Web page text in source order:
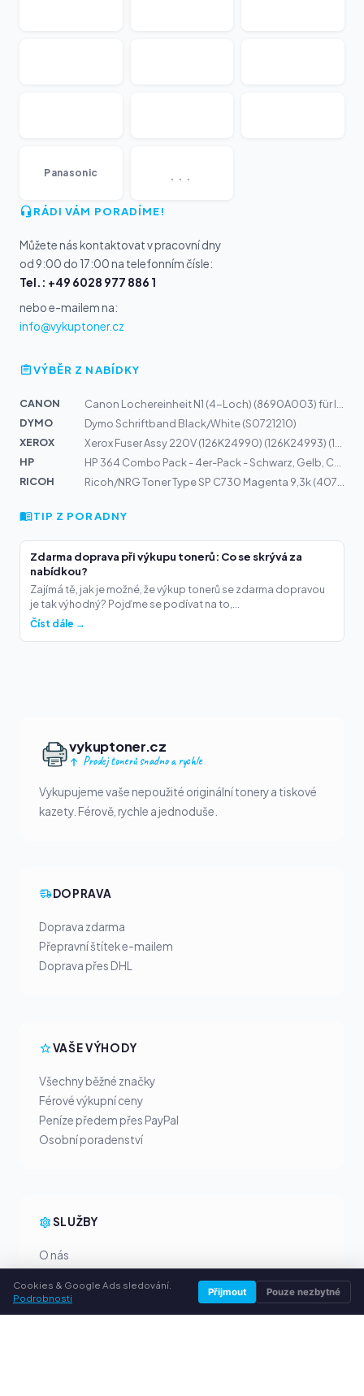
Panasonic ...
RÁDI VÁM PORADÍME!
Můžete nás kontaktovat v pracovní dny
od 9:00 do 17:00 na telefonním čísle:
Tel.: +49 6028 977 886 1
nebo e-mailem na:
info@vykuptoner.cz
VÝBĚR Z NABÍDKY
CANON
DYMO
Dymo Schriftband Black/White (S0721210)
XEROX
HP
RICOH
TIP Z PORADNY
Zdarma doprava při výkupu tonerů: Co se skrývá za
nabídkou?
Zajímá tě, jak je možné, že výkup tonerů se zdarma dopravou
je tak výhodný? Pojďme se podívat na to,...
Číst dále →
vykuptoner.cz
Prodej tonerů snadno a rychle
Vykupujeme vaše nepoužité originální tonery a tiskové
kazety. Férově, rychle a jednoduše.
DOPRAVA
Doprava zdarma
Přepravní štítek e-mailem
Doprava přes DHL
VAŠE VÝHODY
Všechny běžné značky
Férové výkupní ceny
Peníze předem přes PayPal
Osobní poradenství
SLUŽBY
O nás
Kontakt / Právní informace
Časté dotazy (FAQ)
Cookies & Google Ads sledování.
Podrobnosti
Přijmout Pouze nezbytné